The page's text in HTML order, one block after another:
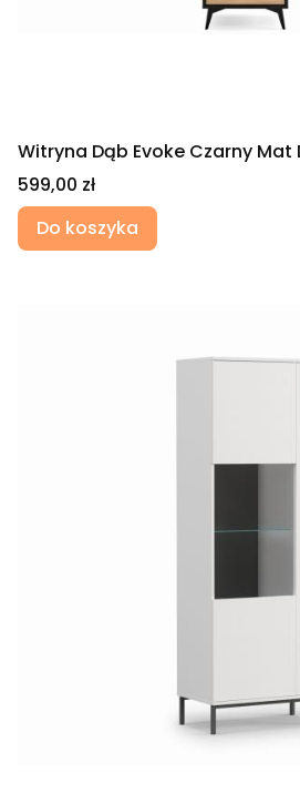
Witryna Dąb Evoke Czarny Mat
Cena
599,00 zł
Do koszyka